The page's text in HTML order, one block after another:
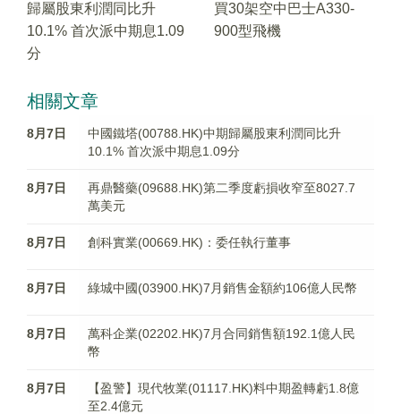
歸屬股東利潤同比升
10.1% 首次派中期息1.09
分
買30架空中巴士A330-
900型飛機
相關文章
8月7日
中國鐵塔(00788.HK)中期歸屬股東利潤同比升
10.1% 首次派中期息1.09分
8月7日
再鼎醫藥(09688.HK)第二季度虧損收窄至8027.7
萬美元
8月7日 創科實業(00669.HK)：委任執行董事
8月7日 綠城中國(03900.HK)7月銷售金額約106億人民幣
8月7日
萬科企業(02202.HK)7月合同銷售額192.1億人民
幣
8月7日
【盈警】現代牧業(01117.HK)料中期盈轉虧1.8億
至2.4億元